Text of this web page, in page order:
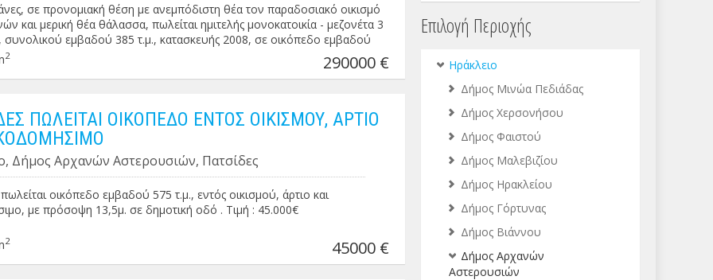
σε προνομιακή θέση με ανεμπόδιστη θέα τον παραδοσιακό οικισμό
και μερική θέα θάλασσα, πωλείται ημιτελής μονοκατοικία - μεζονέτα 3
συνολικού εμβαδού 385 τ.μ., κατασκευής 2008, σε οικόπεδο εμβαδού
ισόγειο εμβαδού 145 τ.μ. (κλειστό γκαράζ & αποθήκες), 1ο
120 τ.μ. και 2 όροφο εμβαδού 120 τ.μ. . Το ακίνητο έχει βεράντες
BBQ και δύναται να χωριστεί σε 2 ή περισσότερα ανεξάρτητα
με τοιχίο . Τιμή: 290.000€ (συζητήσιμη)
2 290000 €
ΠΩΛΕΙΤΑΙ ΟΙΚΟΠΕΔΟ ΕΝΤΟΣ ΟΙΚΙΣΜΟΥ, ΑΡΤΙΟ
Δήμος Αρχανών Αστερουσιών, Πατσίδες
οικόπεδο εμβαδού 575 τ.μ., εντός οικισμού, άρτιο και
με πρόσοψη 13,5μ. σε δημοτική οδό . Τιμή : 45.000€
2 45000 €
Επιλογή Περιοχής
Ηράκλειο
Δήμος Μινώα Πεδιάδας
Δήμος Χερσονήσου
Δήμος Φαιστού
Δήμος Μαλεβιζίου
Δήμος Ηρακλείου
Δήμος Γόρτυνας
Δήμος Βιάννου
Δήμος Αρχανών
Αστερουσιών